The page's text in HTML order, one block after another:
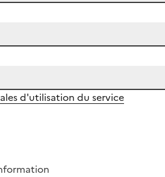
d'utilisation du service